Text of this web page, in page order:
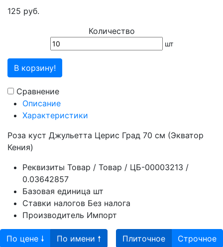
125 руб.
Количество
шт
В корзину!
Сравнение
Описание
Характеристики
Роза куст Джульетта Церис Град 70 см (Экватор
Кения)
Реквизиты Товар / Товар / ЦБ-00003213 /
0.03642857
Базовая единица шт
Ставки налогов Без налога
Производитель Импорт
По цене 🠗 По имени 🠕 Плиточное Строчное